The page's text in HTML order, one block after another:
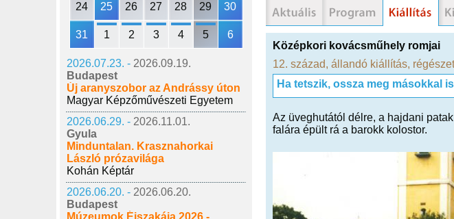
24 25 26 27 28 29 30
31 1 2 3 4 5 6
2026.07.23. - 2026.09.19.
Budapest
Új aranyszobor az Andrássy úton
Magyar Képzőművészeti Egyetem
2026.06.29. - 2026.11.01.
Gyula
Minduntalan. Krasznahorkai
László prózavilága
Kohán Képtár
2026.06.20. - 2026.06.20.
Budapest
Múzeumok Éjszakája 2026 -
Középkori kovácsműhely romjai
12. század, állandó kiállítás, régészet
Ha tetszik, ossza meg másokkal
Az üveghutától délre, a hajdani
falára épült rá a barokk kolostor.